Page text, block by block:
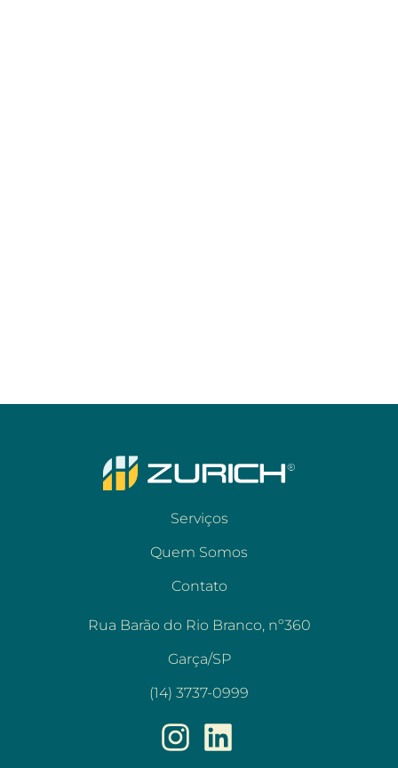
Serviços
Quem Somos
Contato
Rua Barão do Rio Branco, nº360
Garça/SP
(14) 3737-0999